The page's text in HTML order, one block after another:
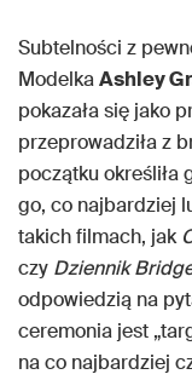
Subtelności z
ModelkaAshley
pokazała się jako
przeprowadziła z
początku określiła
go, co najbardziej
takich filmach, jak
czy Dziennik
odpowiedzią na
ceremonia jest
na co najbardziej